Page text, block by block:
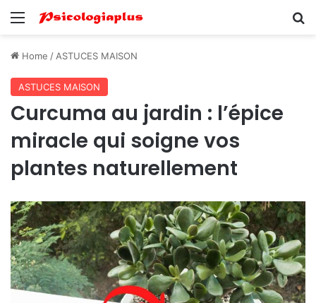
Menu
Home / ASTUCES MAISON
ASTUCES MAISON
Curcuma au jardin : l’épice
miracle qui soigne vos
plantes naturellement